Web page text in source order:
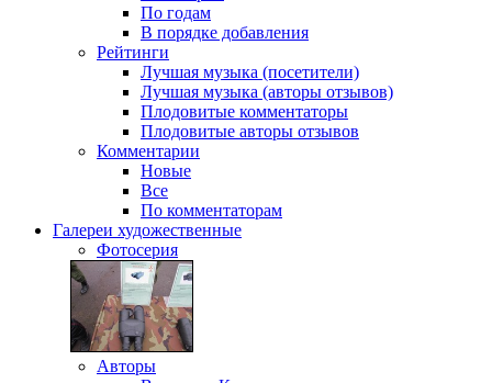
По годам
В порядке добавления
Рейтинги
Лучшая музыка (посетители)
Лучшая музыка (авторы отзывов)
Плодовитые комментаторы
Плодовитые авторы отзывов
Комментарии
Новые
Все
По комментаторам
Галереи художественные
Фотосерия
Авторы